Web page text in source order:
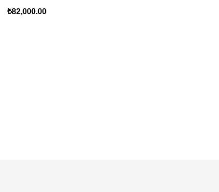
₺82,000.00